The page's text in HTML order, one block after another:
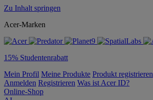
Zu Inhalt springen
Acer-Marken
15% Studentenrabatt
Mein Profil Meine Produkte Produkt registrieren
Anmelden Registrieren Was ist Acer ID?
Online-Shop